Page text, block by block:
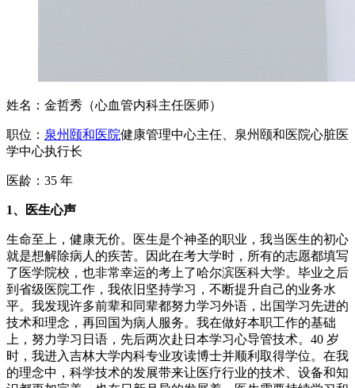
姓名：金哲秀（心血管内科主任医师）
职位： 泉州颐和医院健康管理中心主任、泉州颐和医院心脏医
学中心执行长
医龄：35 年
1、医生心声
生命至上，健康无价。医生是个神圣的职业，我当医生的初心
就是想解除病人的疾苦。因此在考大学时，所有的志愿都填写
了医学院校，也非常幸运的考上了哈尔滨医科大学。毕业之后
到省级医院工作，我依旧坚持学习，不断提升自己的业务水
平。我发现许多前辈和同辈都努力学习外语，出国学习先进的
技术和理念，再回国为病人服务。我在做好本职工作的基础
上，努力学习日语，先后两次赴日本学习心导管技术。40 岁
时，我进入吉林大学内科专业攻读博士并顺利取得学位。在我
的理念中，科学技术的发展带来让医疗行业的技术、设备和知